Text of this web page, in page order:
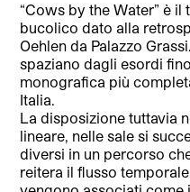
“Cows by the Water” è
bucolico dato alla
Oehlen da Palazzo
spaziano dagli esordi
monografica più
Italia.
La disposizione tuttavia
lineare, nelle sale si
diversi in un percorso
reitera il flusso